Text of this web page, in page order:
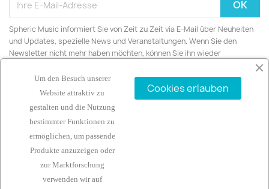
Spheric Music informiert Sie von Zeit zu Zeit via E-Mail über Neuheiten
und Updates, spezielle News und Veranstaltungen. Wenn Sie den
Newsletter nicht mehr haben möchten, können Sie ihn wieder
ARTIKEL
UNTERNEHMEN
Um den Besuch unserer
Website attraktiv zu
gestalten und die Nutzung
bestimmter Funktionen zu
ermöglichen, um passende
Produkte anzuzeigen oder
zur Marktforschung
verwenden wir auf
Cookies erlauben